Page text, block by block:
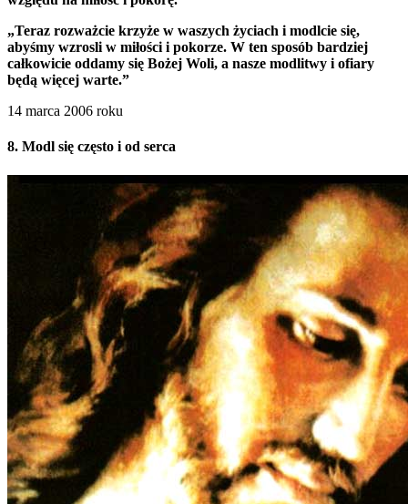
„Teraz rozważcie krzyże w waszych życiach i modlcie się,
abyśmy wzrosli w miłości i pokorze. W ten sposób bardziej
całkowicie oddamy się Bożej Woli, a nasze modlitwy i ofiary
będą więcej warte.”
14 marca 2006 roku
8. Modl się często i od serca